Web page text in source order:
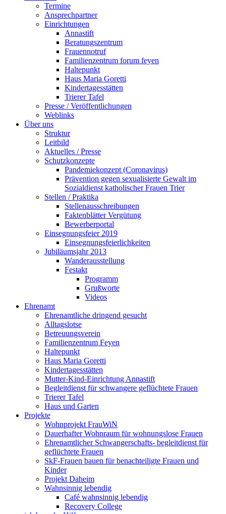
Termine
Ansprechpartner
Einrichtungen
Annastift
Beratungszentrum
Frauennotruf
Familienzentrum forum feyen
Haltepunkt
Haus Maria Goretti
Kindertagesstätten
Trierer Tafel
Presse / Veröffentlichungen
Weblinks
Über uns
Struktur
Leitbild
Aktuelles / Presse
Schutzkonzepte
Pandemiekonzept (Coronavirus)
Prävention gegen sexualisierte Gewalt im
Sozialdienst katholischer Frauen Trier
Stellen / Praktika
Stellenausschreibungen
Faktenblätter Vergütung
Bewerberportal
Einsegnungsfeier 2019
Einsegnungsfeierlichkeiten
Jubiläumsjahr 2013
Wanderausstellung
Festakt
Programm
Grußworte
Videos
Ehrenamt
Ehrenamtliche dringend gesucht
Alltagslotse
Betreuungsverein
Familienzentrum Feyen
Haltepunkt
Haus Maria Goretti
Kindertagesstätten
Mutter-Kind-Einrichtung Annastift
Begleitdienst für schwangere geflüchtete Frauen
Trierer Tafel
Haus und Garten
Projekte
Wohnprojekt FrauWiN
Dauerhafter Wohnraum für wohnungslose Frauen
Ehrenamtlicher Schwangerschafts- begleitdienst für
geflüchtete Frauen
SkF-Frauen bauen für benachteiligte Frauen und
Kinder
Projekt Daheim
Wahnsinnig lebendig
Café wahnsinnig lebendig
Recovery College